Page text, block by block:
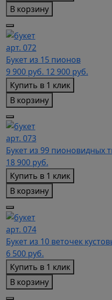
В корзину
арт. 072
Букет из 15 пионов
9 900 руб. 12 900 руб.
Купить в 1 клик
В корзину
арт. 073
Букет из 99 пионовидных
18 900 руб.
Купить в 1 клик
В корзину
арт. 074
Букет из 10 веточек
6 500 руб.
Купить в 1 клик
В корзину